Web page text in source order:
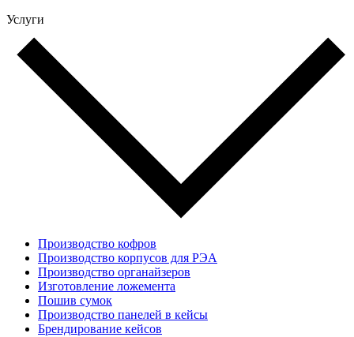
Услуги
Производство кофров
Производство корпусов для РЭА
Производство органайзеров
Изготовление ложемента
Пошив сумок
Производство панелей в кейсы
Брендирование кейсов